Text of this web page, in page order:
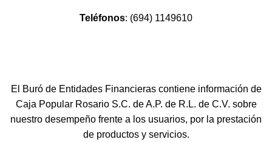
Teléfonos: (694) 1149610
El Buró de Entidades Financieras contiene información de
Caja Popular Rosario S.C. de A.P. de R.L. de C.V. sobre
nuestro desempeño frente a los usuarios, por la prestación
de productos y servicios.